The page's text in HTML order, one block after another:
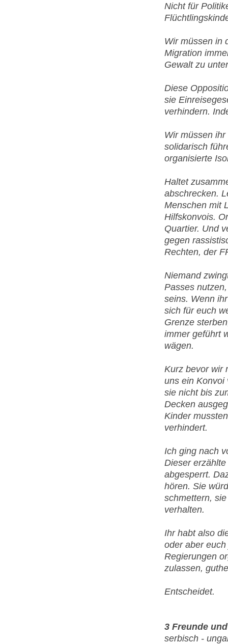
Nicht für
Wir müssen in
Migration
Gewalt zu
Diese
sie
verhindern.
Wir müssen
solidarisch
organisierte
Haltet
abschrecken.
Menschen mit
Hilfskonvois.
Quartier. Und
gegen
Rechten, der
Niemand
Passes
seins. Wenn
sich für euch
Grenze
immer geführt
wägen.
Kurz bevor wir
uns ein Konvoi
sie nicht bis
Decken
Kinder
verhindert.
Ich ging nach
Dieser
abgesperrt.
hören. Sie
schmettern,
verhalten.
Ihr habt also
oder aber
Regierungen
zulassen,
Entscheidet.
3 Freunde
serbisch -